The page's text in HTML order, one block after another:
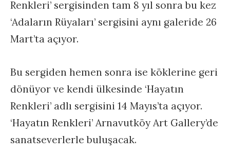
Renkleri’ sergisinden tam 8 yıl sonra bu kez
‘Adaların Rüyaları’ sergisini aynı galeride 26
Mart’ta açıyor.
Bu sergiden hemen sonra ise köklerine geri
dönüyor ve kendi ülkesinde ‘Hayatın
Renkleri’ adlı sergisini 14 Mayıs’ta açıyor.
‘Hayatın Renkleri’ Arnavutköy Art Gallery’de
sanatseverlerle buluşacak.